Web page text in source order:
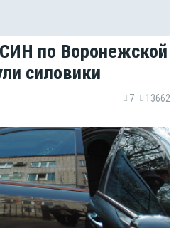
по Воронежской
силовики
7 13662